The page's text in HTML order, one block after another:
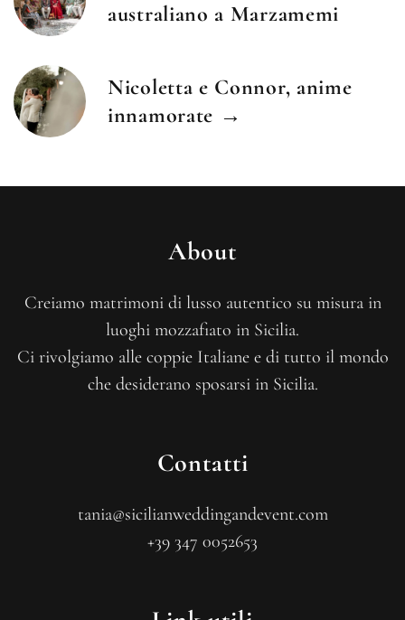
australiano a Marzamemi
Nicoletta e Connor, anime
innamorate →
About
Creiamo matrimoni di lusso autentico su misura in
luoghi mozzafiato in Sicilia.
Ci rivolgiamo alle coppie Italiane e di tutto il mondo
che desiderano sposarsi in Sicilia.
Contatti
tania@sicilianweddingandevent.com
+39 347 0052653